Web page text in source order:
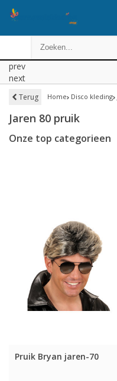
prev
next
Terug Home Disco kleding
Jaren 80 pruik
Onze top categorieen
Pruik Bryan jaren-70